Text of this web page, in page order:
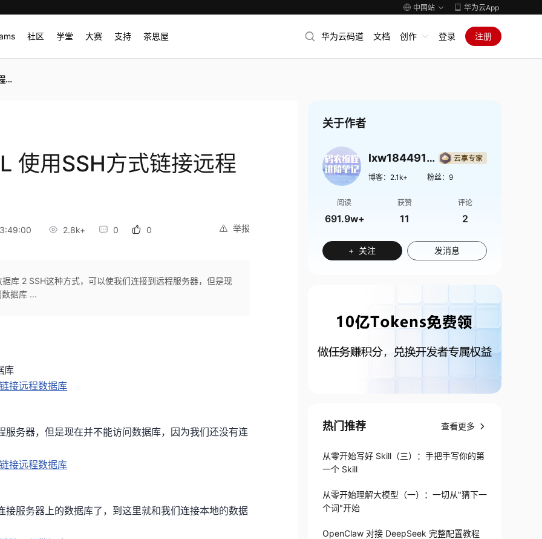
中国站 华为云App
社区 学堂 大赛 支持 茶思屋 华为云码道 文档 创作 登录 注册
使用SSH方式链接远程
举报
2.8k+ 0 0
库 2 SSH这种方式，可以使我们连接到远程服务器，但是现
据库 ...
库
服务器，但是现在并不能访问数据库，因为我们还没有连
接服务器上的数据库了，到这里就和我们连接本地的数据
关于作者
lxw1844912514
博客： 2.1k+ 粉丝： 9
阅读
691.9w+
获赞
11
评论
2
+ 关注 发消息
热门推荐 查看更多
从零开始写好 Skill（三）：手把手写你的第
一个 Skill
从零开始理解大模型（一）：一切从"猜下一
个词"开始
OpenClaw 对接 DeepSeek 完整配置教程